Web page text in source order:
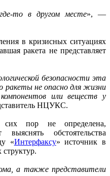
то в другом месте», —
в кризисных ситуациях
ракета не представляет
безопасности эта
ракеты не опасно для жизни
или веществ у
НЦУКС.
сих пор не определена,
обстоятельства
«Интерфаксу» источник в
а также представители